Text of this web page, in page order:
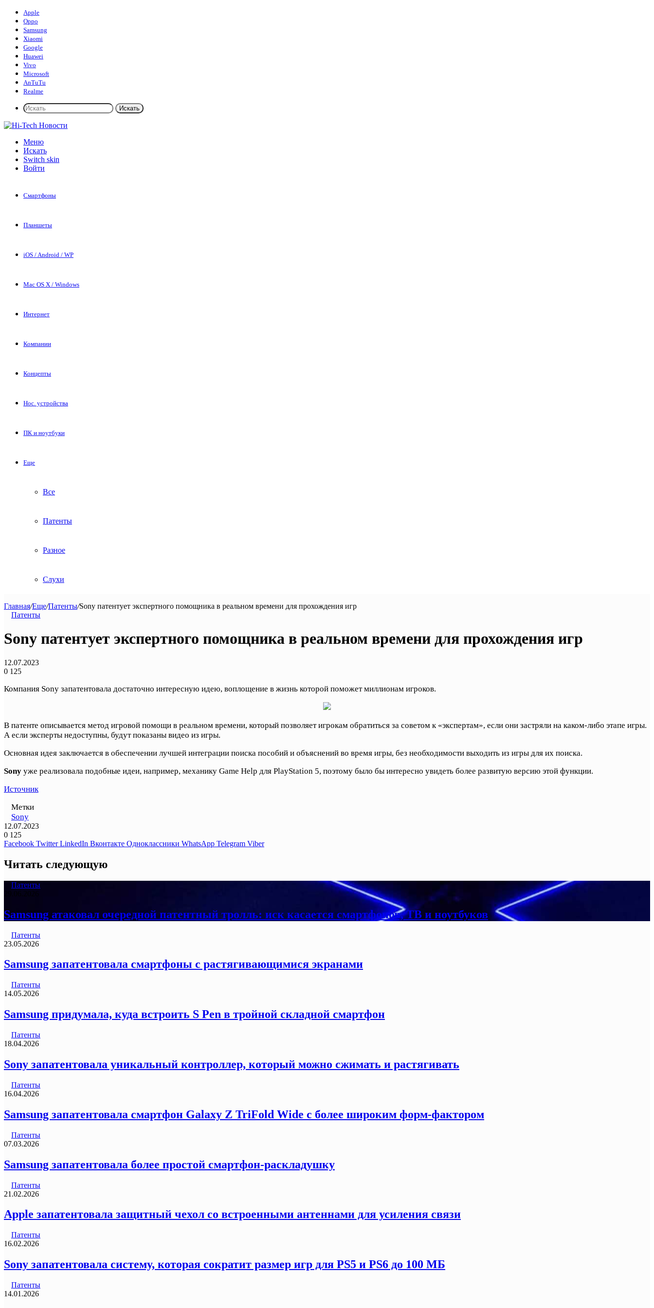
Apple
Oppo
Samsung
Xiaomi
Google
Huawei
Vivo
Microsoft
AnTuTu
Realme
Искать
Меню
Искать
Switch skin
Войти
Смартфоны
Планшеты
iOS / Android / WP
Mac OS X / Windows
Интернет
Компании
Концепты
Нос. устройства
ПК и ноутбуки
Еще
Все
Патенты
Разное
Слухи
Главная/Еще/Патенты/Sony патентует экспертного помощника в реальном времени для прохождения игр
Патенты
Sony патентует экспертного помощника в реальном времени для прохождения игр
12.07.2023
0 125
Компания Sony запатентовала достаточно интересную идею, воплощение в жизнь которой поможет миллионам игроков.
В патенте описывается метод игровой помощи в реальном времени, который позволяет игрокам обратиться за советом к «экспертам», если они застряли на каком-либо этапе игры.
А если эксперты недоступны, будут показаны видео из игры.
Основная идея заключается в обеспечении лучшей интеграции поиска пособий и объяснений во время игры, без необходимости выходить из игры для их поиска.
Sony уже реализовала подобные идеи, например, механику Game Help для PlayStation 5, поэтому было бы интересно увидеть более развитую версию этой функции.
Источник
Метки
Sony
12.07.2023
0 125
Facebook Twitter LinkedIn Вконтакте Одноклассники WhatsApp Telegram Viber
Читать следующую
Патенты
Samsung атаковал очередной патентный тролль: иск касается смартфонов, ТВ и ноутбуков
Патенты
23.05.2026
Samsung запатентовала смартфоны с растягивающимися экранами
Патенты
14.05.2026
Samsung придумала, куда встроить S Pen в тройной складной смартфон
Патенты
18.04.2026
Sony запатентовала уникальный контроллер, который можно сжимать и растягивать
Патенты
16.04.2026
Samsung запатентовала смартфон Galaxy Z TriFold Wide с более широким форм-фактором
Патенты
07.03.2026
Samsung запатентовала более простой смартфон-раскладушку
Патенты
21.02.2026
Apple запатентовала защитный чехол со встроенными антеннами для усиления связи
Патенты
16.02.2026
Sony запатентовала систему, которая сократит размер игр для PS5 и PS6 до 100 МБ
Патенты
14.01.2026